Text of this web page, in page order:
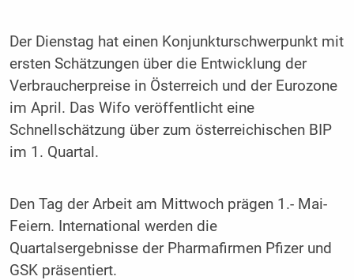
Der Dienstag hat einen Konjunkturschwerpunkt mit
ersten Schätzungen über die Entwicklung der
Verbraucherpreise in Österreich und der Eurozone
im April. Das Wifo veröffentlicht eine
Schnellschätzung über zum österreichischen BIP
im 1. Quartal.
Den Tag der Arbeit am Mittwoch prägen 1.- Mai-
Feiern. International werden die
Quartalsergebnisse der Pharmafirmen Pfizer und
GSK präsentiert.